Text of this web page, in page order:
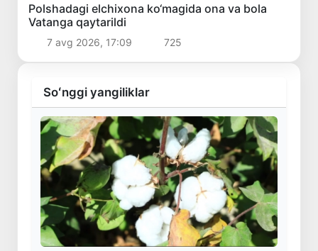
Polshadagi elchixona ko‘magida ona va bola
Vatanga qaytarildi
7 avg 2026, 17:09 725
Soʻnggi yangiliklar